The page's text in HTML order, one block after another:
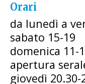
Orari
da lunedì a
sabato 15-19
domenica 11-
apertura
giovedì 20.30-